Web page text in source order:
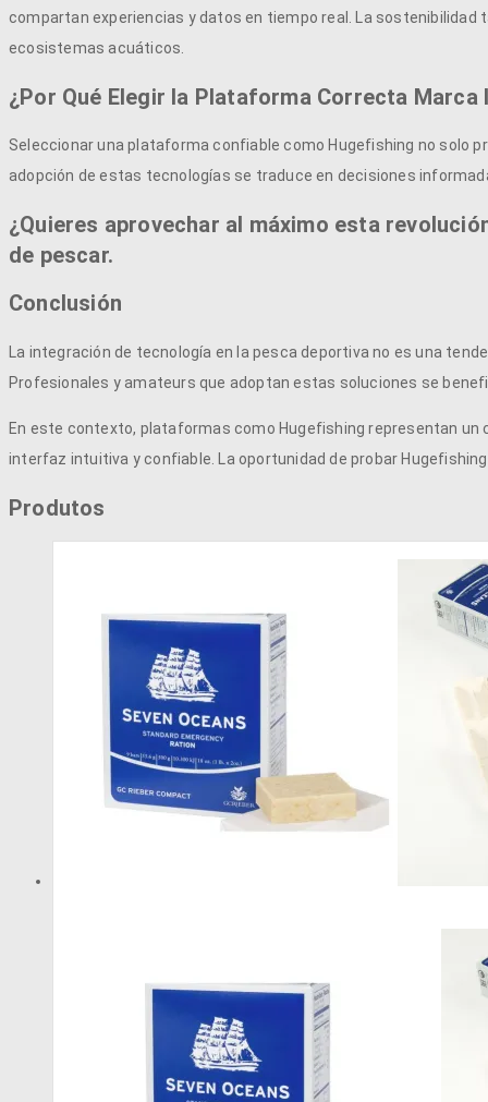
compartan experiencias y datos en tiempo real. La
ecosistemas acuáticos.
¿Por Qué Elegir la Plataforma Correcta Marca
Seleccionar una plataforma confiable como Hugefishing no solo
adopción de estas tecnologías se traduce en decisiones
¿Quieres aprovechar al máximo esta
de pescar.
Conclusión
La integración de tecnología en la pesca deportiva no es una
Profesionales y amateurs que adoptan estas soluciones se
En este contexto, plataformas como Hugefishing representan
interfaz intuitiva y confiable. La oportunidad de probar
Produtos